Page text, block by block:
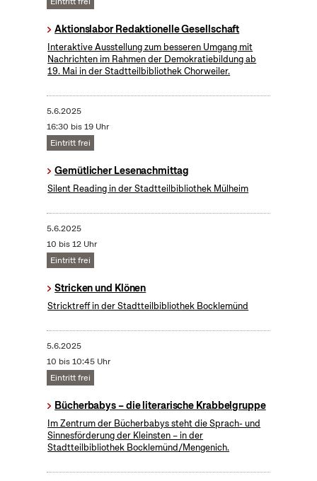
Aktionslabor Redaktionelle Gesellschaft
Interaktive Ausstellung zum besseren Umgang mit
Nachrichten im Rahmen der Demokratiebildung ab
19. Mai in der Stadtteilbibliothek Chorweiler.
5.6.2025
16:30 bis 19 Uhr
Eintritt frei
Gemütlicher Lesenachmittag
Silent Reading in der Stadtteilbibliothek Mülheim
5.6.2025
10 bis 12 Uhr
Eintritt frei
Stricken und Klönen
Stricktreff in der Stadtteilbibliothek Bocklemünd
5.6.2025
10 bis 10:45 Uhr
Eintritt frei
Bücherbabys – die literarische Krabbelgruppe
Im Zentrum der Bücherbabys steht die Sprach- und
Sinnesförderung der Kleinsten – in der
Stadtteilbibliothek Bocklemünd/Mengenich.